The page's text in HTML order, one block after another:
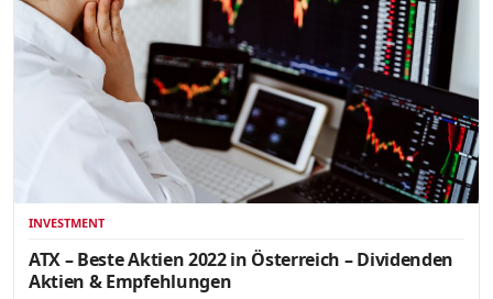
INVESTMENT
ATX – Beste Aktien 2022 in Österreich – Dividenden
Aktien & Empfehlungen